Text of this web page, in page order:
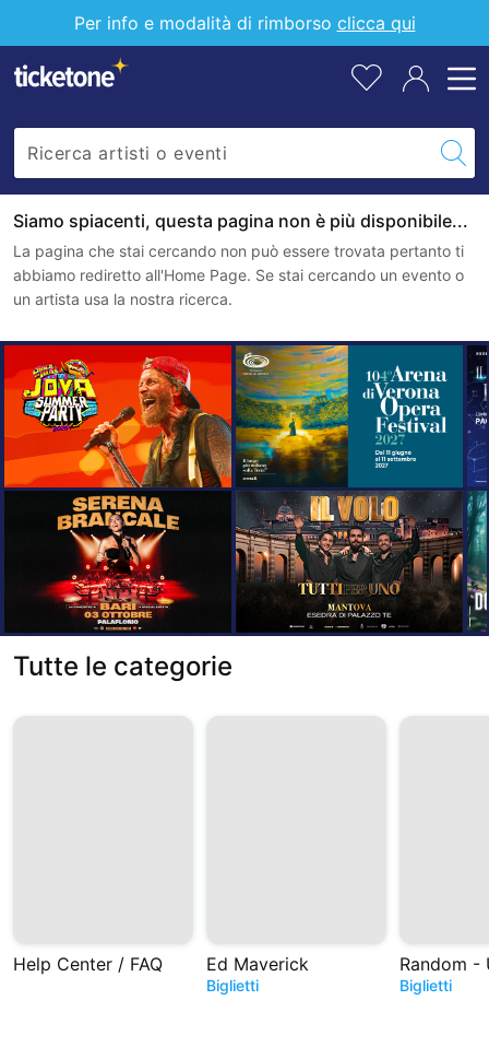
Per info e modalità di rimborso clicca qui
Siamo spiacenti, questa pagina non è più disponibile...
La pagina che stai cercando non può essere trovata pertanto ti
abbiamo rediretto all'Home Page. Se stai cercando un evento o
un artista usa la nostra ricerca.
Tutte le categorie
Help Center / FAQ Ed Maverick
Biglietti Biglietti